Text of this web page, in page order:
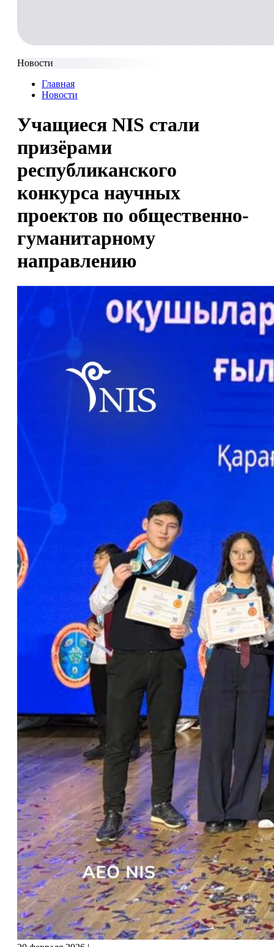
Новости
Главная
Новости
Учащиеся NIS стали
призёрами
республиканского
конкурса научных
проектов по общественно-
гуманитарному
направлению